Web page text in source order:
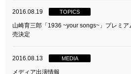
2016.08.19 TOPICS
山崎育三郎「1936 ~your songs~」プレミ
売決定
2016.08.13 MEDIA
メディア出演情報